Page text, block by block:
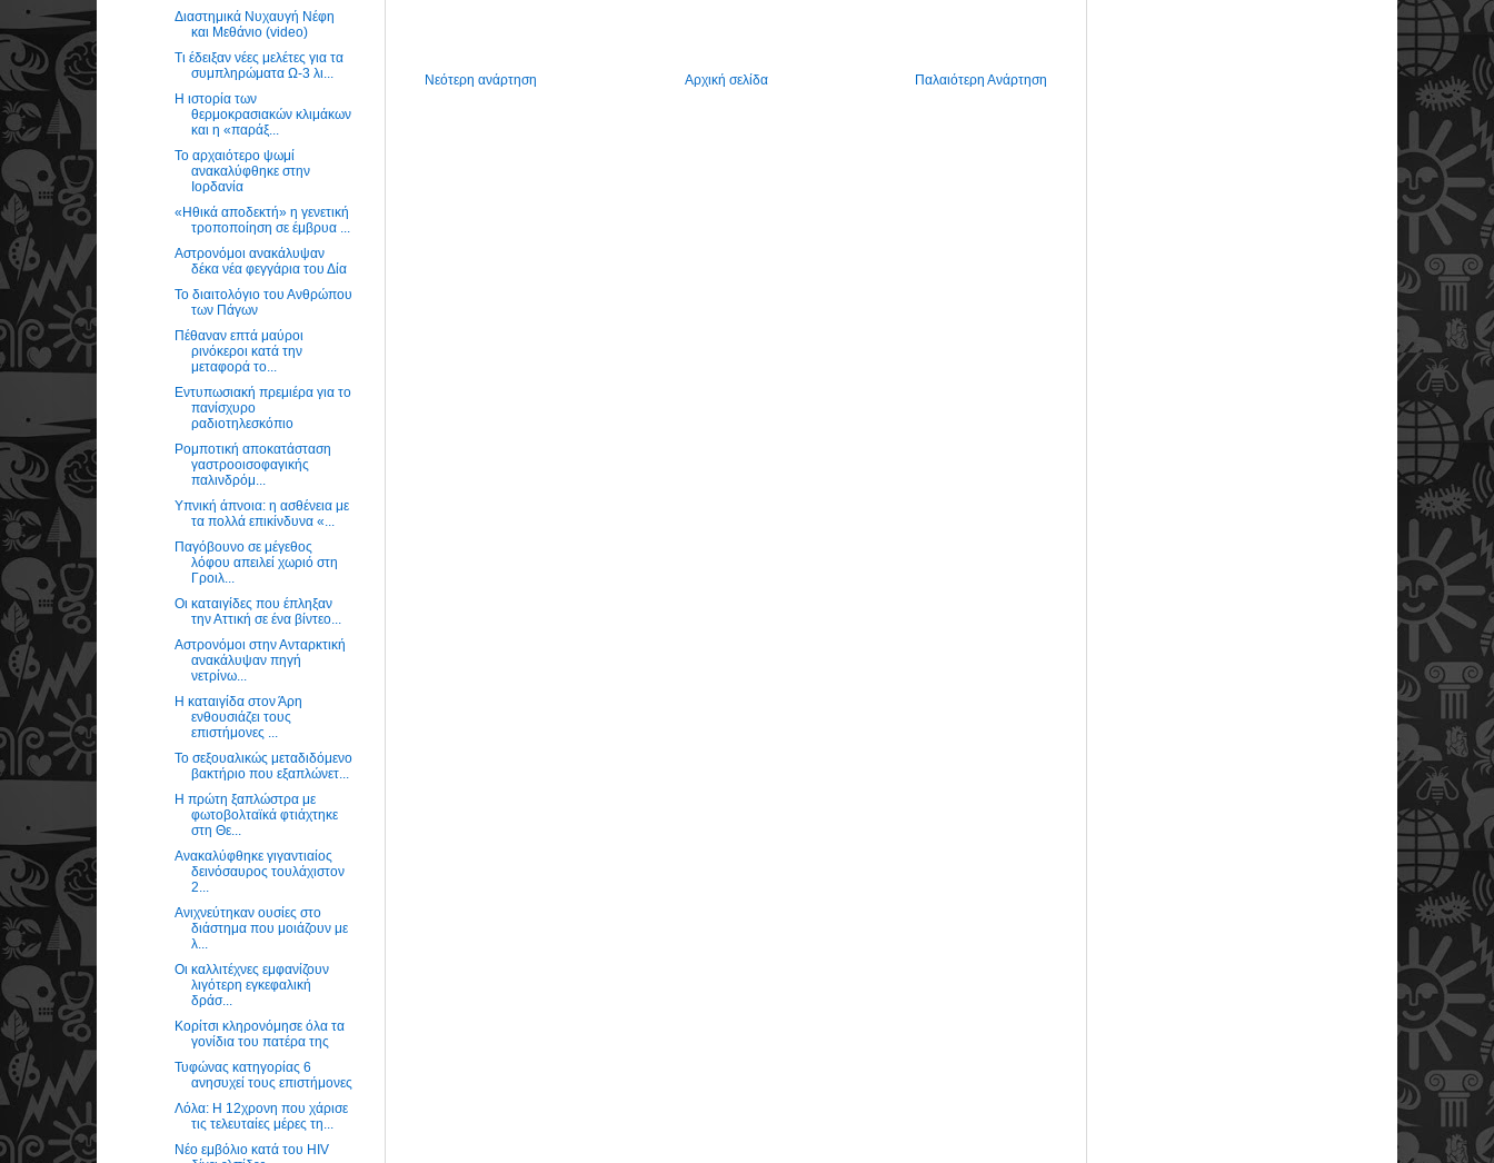
Νεότερη ανάρτηση Παλαιότερη Ανάρτηση
Αρχική σελίδα
Διαστημικά Νυχαυγή Νέφη
και Μεθάνιο (video)
Τι έδειξαν νέες μελέτες για τα
συμπληρώματα Ω-3 λι...
Η ιστορία των
θερμοκρασιακών κλιμάκων
και η «παράξ...
Το αρχαιότερο ψωμί
ανακαλύφθηκε στην
Ιορδανία
«Ηθικά αποδεκτή» η γενετική
τροποποίηση σε έμβρυα ...
Αστρονόμοι ανακάλυψαν
δέκα νέα φεγγάρια του Δία
Το διαιτολόγιο του Ανθρώπου
των Πάγων
Πέθαναν επτά μαύροι
ρινόκεροι κατά την
μεταφορά το...
Εντυπωσιακή πρεμιέρα για το
πανίσχυρο
ραδιοτηλεσκόπιο
Ρομποτική αποκατάσταση
γαστροοισοφαγικής
παλινδρόμ...
Υπνική άπνοια: η ασθένεια με
τα πολλά επικίνδυνα «...
Παγόβουνο σε μέγεθος
λόφου απειλεί χωριό στη
Γροιλ...
Οι καταιγίδες που έπληξαν
την Αττική σε ένα βίντεο...
Αστρονόμοι στην Ανταρκτική
ανακάλυψαν πηγή
νετρίνω...
Η καταιγίδα στον Άρη
ενθουσιάζει τους
επιστήμονες ...
Το σεξουαλικώς μεταδιδόμενο
βακτήριο που εξαπλώνετ...
Η πρώτη ξαπλώστρα με
φωτοβολταϊκά φτιάχτηκε
στη Θε...
Ανακαλύφθηκε γιγαντιαίος
δεινόσαυρος τουλάχιστον
2...
Ανιχνεύτηκαν ουσίες στο
διάστημα που μοιάζουν με
λ...
Oι καλλιτέχνες εμφανίζουν
λιγότερη εγκεφαλική
δράσ...
Κορίτσι κληρονόμησε όλα τα
γονίδια του πατέρα της
Τυφώνας κατηγορίας 6
ανησυχεί τους επιστήμονες
Λόλα: H 12χρονη που χάρισε
τις τελευταίες μέρες τη...
Νέο εμβόλιο κατά του HIV